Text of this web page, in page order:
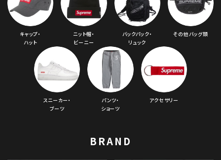
シーズンから探す
並び順
価格から探す
円 ～
在庫のない商品を表示する
キャップ・
ハット
ニット帽・
ビーニー
バックパック・
リュック
その他バッグ類
スニーカー・
ブーツ
パンツ・
ショーツ
アクセサリー
BRAND